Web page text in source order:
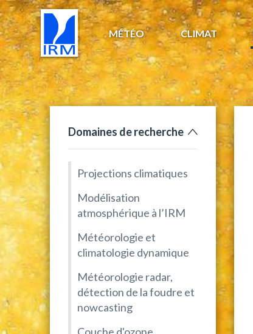
MÉTÉO CLIMAT
Domaines de recherche
Projections climatiques
Modélisation
atmosphérique à l’IRM
Météorologie et
climatologie dynamique
Météorologie radar,
détection de la foudre et
nowcasting